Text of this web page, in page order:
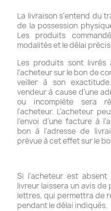
La livraison s'entend du
de la possession
Les produits
modalités et le délai
Les produits sont livrés
l'acheteur sur le bon de
veiller à son
vendeur à cause d'une
ou incomplète sera
l'acheteur. L'acheteur
l'envoi d'une facture à
bon à l'adresse de
prévue à cet effet sur le
Si l'acheteur est
livreur laissera un avis
lettres, qui permettra de
pendant le délai indiqués.